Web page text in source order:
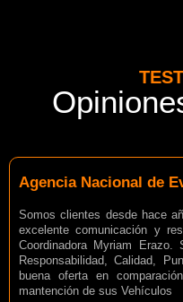
Agencia Nacional de
Somos clientes desde hace
excelente comunicación y
Coordinadora Myriam
Responsabilidad, Calidad,
buena oferta en
mantención de sus Vehículos